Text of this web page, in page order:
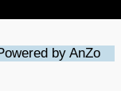
by AnZo